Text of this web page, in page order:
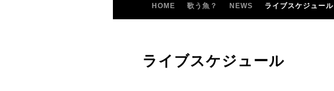
HOME 歌う魚？ NEWS ライブスケジュール
ライブスケジュール